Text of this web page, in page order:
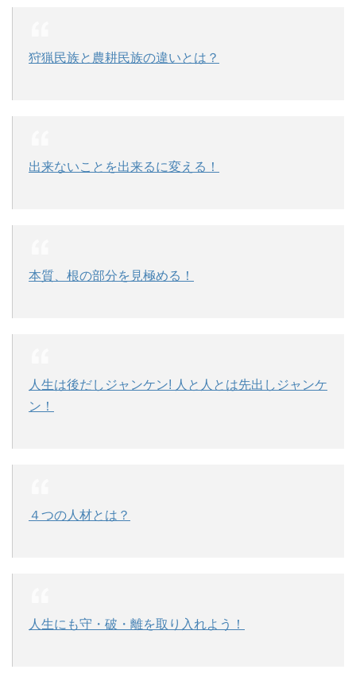
狩猟民族と農耕民族の違いとは？
出来ないことを出来るに変える！
本質、根の部分を見極める！
人生は後だしジャンケン! 人と人とは先出しジャンケ
ン！
４つの人材とは？
人生にも守・破・離を取り入れよう！